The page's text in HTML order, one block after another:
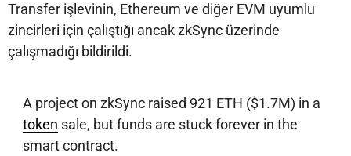
Transfer işlevinin, Ethereum ve diğer EVM uyumlu
zincirleri için çalıştığı ancak zkSync üzerinde
çalışmadığı bildirildi.
A project on zkSync raised 921 ETH ($1.7M) in a
token sale, but funds are stuck forever in the
smart contract.